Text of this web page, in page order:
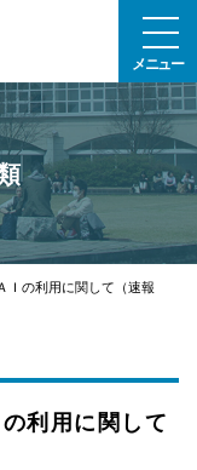
メニュー
Ｉの利用に関して（速報
利用に関して